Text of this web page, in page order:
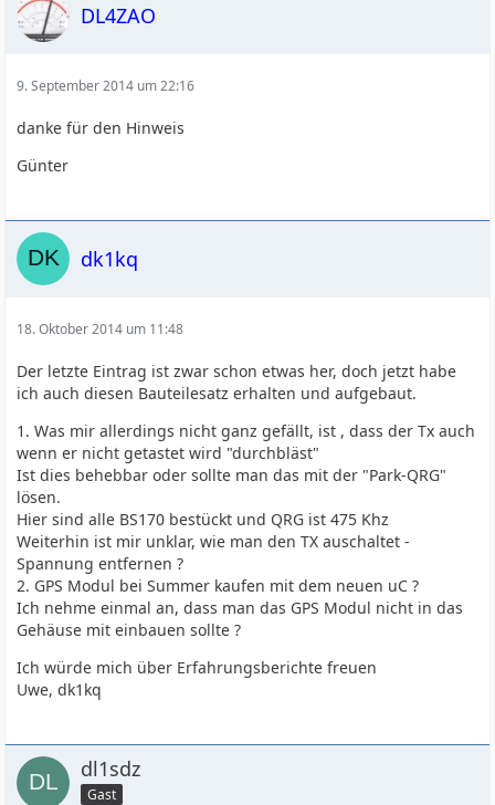
DL4ZAO
9. September 2014 um 22:16
danke für den Hinweis
Günter
dk1kq
18. Oktober 2014 um 11:48
Der letzte Eintrag ist zwar schon etwas her, doch jetzt habe
ich auch diesen Bauteilesatz erhalten und aufgebaut.
1. Was mir allerdings nicht ganz gefällt, ist , dass der Tx auch
wenn er nicht getastet wird "durchbläst"
Ist dies behebbar oder sollte man das mit der "Park-QRG"
lösen.
Hier sind alle BS170 bestückt und QRG ist 475 Khz
Weiterhin ist mir unklar, wie man den TX auschaltet -
Spannung entfernen ?
2. GPS Modul bei Summer kaufen mit dem neuen uC ?
Ich nehme einmal an, dass man das GPS Modul nicht in das
Gehäuse mit einbauen sollte ?
Ich würde mich über Erfahrungsberichte freuen
Uwe, dk1kq
dl1sdz
Gast